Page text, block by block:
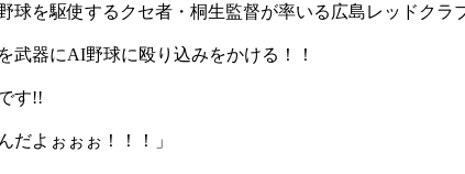
球を駆使するクセ者・桐生監督が率いる広島レッドク
武器にAI野球に殴り込みをかける！！
す!!
だよぉぉぉ！！！」